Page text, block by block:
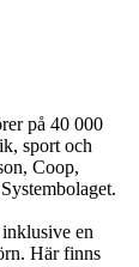
på 40 000
sport och
Coop,
en
Här finns